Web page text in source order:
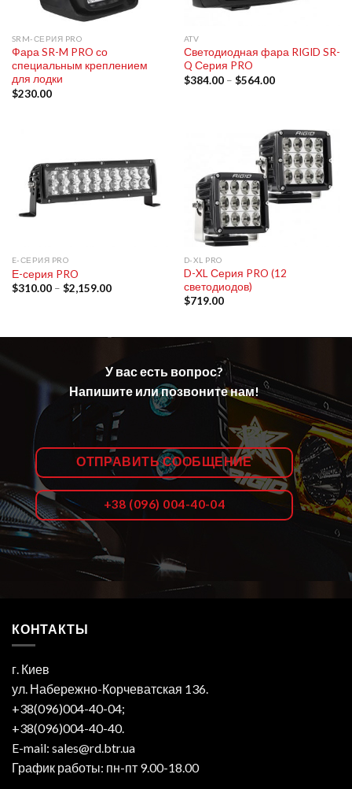
SRM-СЕРИЯ PRO
Фара SR-M PRO со
специальным креплением
для лодки
$230.00
ATV
Светодиодная фара RIGID SR-
Q Серия PRO
$384.00– $564.00
E-СЕРИЯ PRO
Е-серия PRO
$310.00– $2,159.00
D-XL PRO
D-XL Серия PRO (12
светодиодов)
$719.00
У вас есть вопрос?
Напишите или позвоните нам!
ОТПРАВИТЬ СООБЩЕНИЕ
+38 (096) 004-40-04
КОНТАКТЫ
г. Киев
ул. Набережно-Корчеватская 136.
+38(096)004-40-04;
+38(096)004-40-40.
E-mail: sales@rd.btr.ua
График работы: пн-пт 9.00-18.00